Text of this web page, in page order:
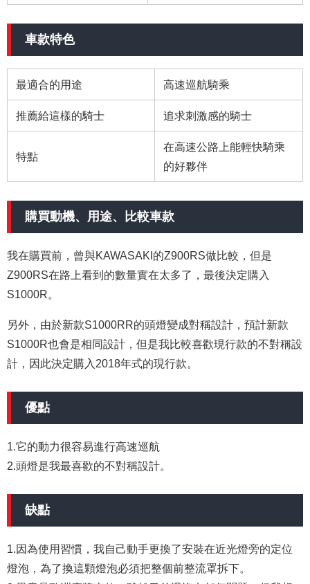
車款特色
最適合的用途 高速巡航騎乘
推薦給這樣的騎士 追求刺激感的騎士
特點
在高速公路上能輕快騎乘
的好夥伴
購買動機、用途、比較車款
我在購買前，曾與KAWASAKI的Z900RS做比較，但是
Z900RS在路上看到的數量實在太多了，最後決定購入
S1000R。
另外，由於新款S1000RR的頭燈變成對稱設計，預計新款
S1000R也會是相同設計，但是我比較喜歡現行款的不對稱設
計，因此決定購入2018年式的現行款。
優點
1.它的動力很容易進行高速巡航
2.頭燈是我最喜歡的不對稱設計。
缺點
1.因為使用習慣，我自己動手更換了安裝在近光燈旁的定位
燈泡，為了換這顆燈泡必須把整個前整流罩拆下。